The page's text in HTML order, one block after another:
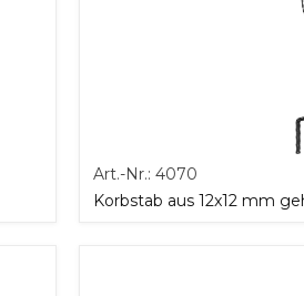
Art.-Nr.: 4070
Korbstab aus 12x12 mm